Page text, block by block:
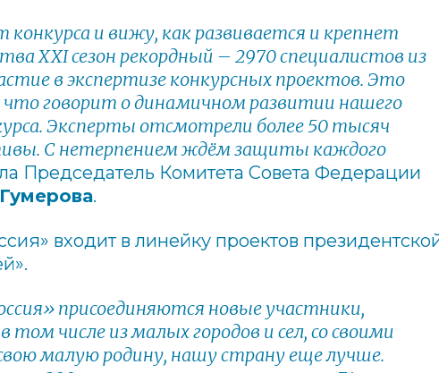
и вижу, как развивается и крепнет
XXIсезон рекордный – 2970 специалистов из
в экспертизе конкурсных проектов. Это
говорит о динамичном развитии нашего
Эксперты отсмотрели более 50 тысяч
С нетерпением ждём защиты каждого
Председатель Комитета Совета Федерации
.
входит в линейку проектов
присоединяются новые участники,
числе из малых городов и сел, со своими
малую родину, нашу страну еще лучше.